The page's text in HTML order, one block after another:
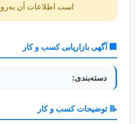
است اطلاعات آن
🏢 آگهی بازاریابی کسب و کار
دسته‌بندی:
📝 توضیحات کسب و کار